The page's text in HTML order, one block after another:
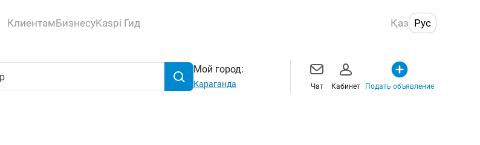
КлиентамБизнесуKaspi Гид Қаз Рус
Мой город:
Караганда Чат Кабинет Подать объявление